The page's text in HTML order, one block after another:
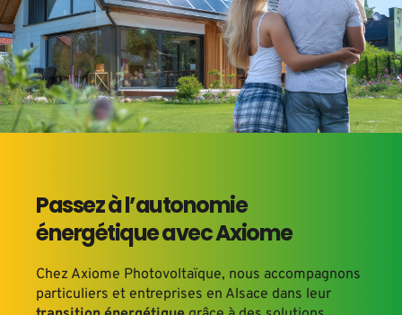
Passez à l’autonomie
énergétique avec Axiome
Chez Axiome Photovoltaïque, nous accompagnons
particuliers et entreprises en Alsace dans leur